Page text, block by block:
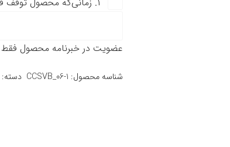
عضویت در خبرنامه محصول فقط
شناسه محصول: CCSVB_06-1 دسته: